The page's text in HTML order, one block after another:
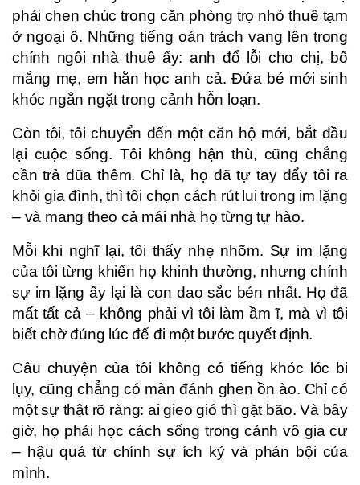
phải chen chúc trong căn phòng trọ nhỏ thuê tạm
ở ngoại ô. Những tiếng oán trách vang lên trong
chính ngôi nhà thuê ấy: anh đổ lỗi cho chị, bố
mắng mẹ, em hằn học anh cả. Đứa bé mới sinh
khóc ngằn ngặt trong cảnh hỗn loạn.
Còn tôi, tôi chuyển đến một căn hộ mới, bắt đầu
lại cuộc sống. Tôi không hận thù, cũng chẳng
cần trả đũa thêm. Chỉ là, họ đã tự tay đẩy tôi ra
khỏi gia đình, thì tôi chọn cách rút lui trong im lặng
– và mang theo cả mái nhà họ từng tự hào.
Mỗi khi nghĩ lại, tôi thấy nhẹ nhõm. Sự im lặng
của tôi từng khiến họ khinh thường, nhưng chính
sự im lặng ấy lại là con dao sắc bén nhất. Họ đã
mất tất cả – không phải vì tôi làm ầm ĩ, mà vì tôi
biết chờ đúng lúc để đi một bước quyết định.
Câu chuyện của tôi không có tiếng khóc lóc bi
lụy, cũng chẳng có màn đánh ghen ồn ào. Chỉ có
một sự thật rõ ràng: ai gieo gió thì gặt bão. Và bây
giờ, họ phải học cách sống trong cảnh vô gia cư
– hậu quả từ chính sự ích kỷ và phản bội của
mình.